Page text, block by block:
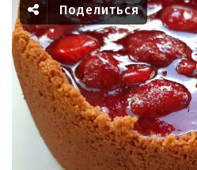
Поделиться